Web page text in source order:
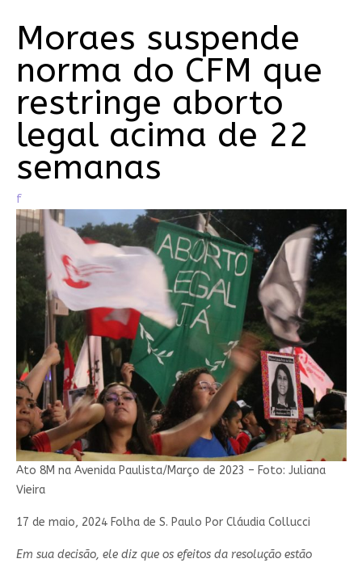
Moraes suspende
norma do CFM que
restringe aborto
legal acima de 22
semanas
f
Ato 8M na Avenida Paulista/Março de 2023 – Foto: Juliana
Vieira
17 de maio, 2024 Folha de S. Paulo Por Cláudia Collucci
Em sua decisão, ele diz que os efeitos da resolução estão